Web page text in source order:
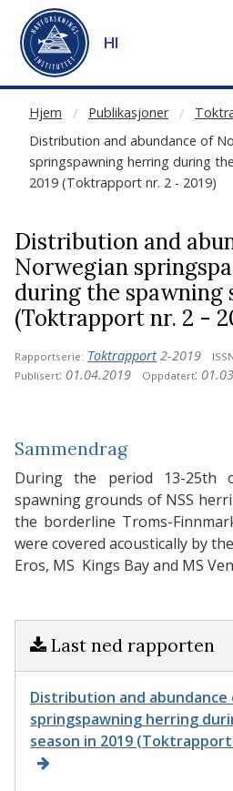
Gå til hovedinnhold
HI
Hjem Publikasjoner
Distribution and abundance of
springspawning herring during
2019 (Toktrapport nr. 2 - 2019)
NOT CACHED
Distribution and
Norwegian
during the spawning
(Toktrapport nr. 2 -
Rapportserie: Toktrapport 2-2019
Publisert: 01.04.2019 Oppdatert:
Sammendrag
During the period 13-25th
spawning grounds of NSS
the borderline Troms-
were covered acoustically by
Eros, MS Kings Bay and MS
Last ned rapporten
Distribution and abundance
springspawning herring
season in 2019 (Toktrapport